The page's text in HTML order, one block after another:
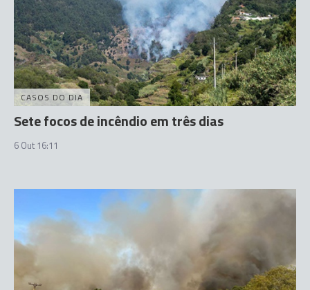
CASOS DO DIA
Sete focos de incêndio em três dias
6 Out 16:11